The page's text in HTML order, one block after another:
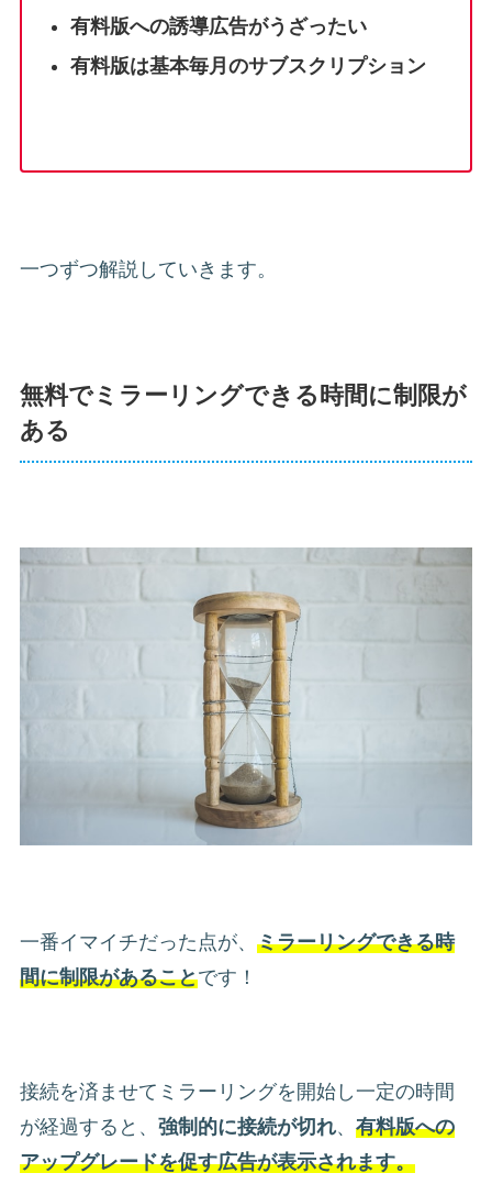
有料版への誘導広告がうざったい
有料版は基本毎月のサブスクリプション
一つずつ解説していきます。
無料でミラーリングできる時間に制限が
ある
一番イマイチだった点が、 ミラーリングできる時
間に制限があることです！
接続を済ませてミラーリングを開始し一定の時間
が経過すると、 強制的に接続が切れ、 有料版への
アップグレードを促す広告が表示されます。